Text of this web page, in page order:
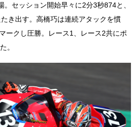
セッション開始早々に2分3秒874と、
き出す。高橋巧は連続アタックを慣
ークし圧勝。レース1、レース2共にポ
。